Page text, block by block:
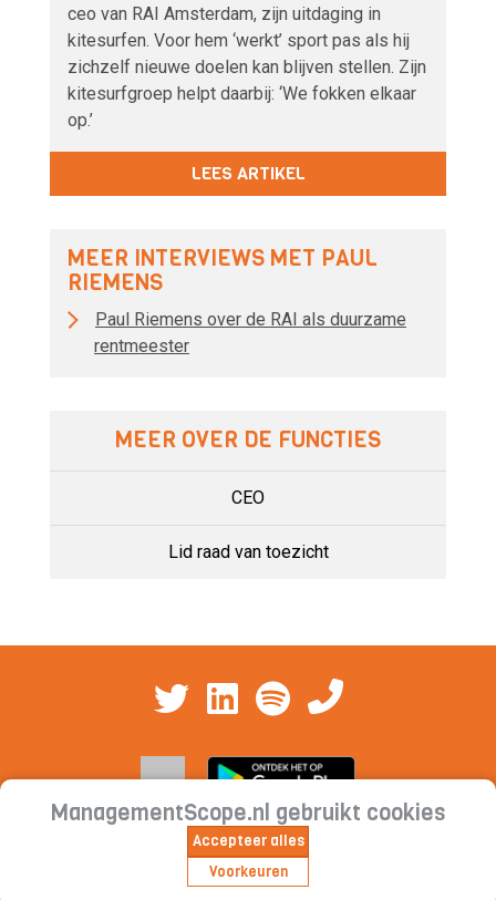
ceo van RAI Amsterdam, zijn uitdaging in
kitesurfen. Voor hem ‘werkt’ sport pas als hij
zichzelf nieuwe doelen kan blijven stellen. Zijn
kitesurfgroep helpt daarbij: ‘We fokken elkaar
op.’
LEES ARTIKEL
MEER INTERVIEWS MET PAUL
RIEMENS
Paul Riemens over de RAI als duurzame
rentmeester
MEER OVER DE FUNCTIES
CEO
Lid raad van toezicht
Cookieverklaring | Privacyverklaring |
Abonnementsvoorwaarden
ManagementScope.nl gebruikt cookies
Accepteer alles
Voorkeuren